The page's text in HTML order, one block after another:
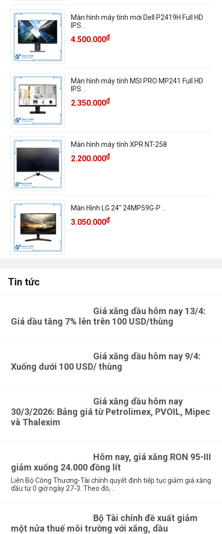
Màn hình máy tính mới Dell P2419H Full HD
IPS ..
4.500.000₫
Màn hình máy tính MSI PRO MP241 Full HD
IPS ..
2.350.000₫
Màn hình máy tính XPR NT-258
2.200.000₫
Màn Hình LG 24" 24MP59G-P ..
3.050.000₫
Tin tức
Giá xăng dầu hôm nay 13/4:
Giá dầu tăng 7% lên trên 100 USD/thùng
Giá xăng dầu hôm nay 9/4:
Xuống dưới 100 USD/ thùng
Giá xăng dầu hôm nay
30/3/2026: Bảng giá từ Petrolimex, PVOIL, Mipec
và Thalexim
Hôm nay, giá xăng RON 95-III
giảm xuống 24.000 đồng lít
Liên Bộ Công Thương-Tài chính quyết định tiếp tục giảm giá xăng
dầu từ 0 giờ ngày 27-3. Theo đó, ..
Bộ Tài chính đề xuất giảm
một nửa thuế môi trường với xăng, dầu